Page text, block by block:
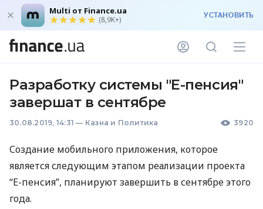
Multi от Finance.ua
(8,9K+) УСТАНОВИТЬ
Разработку системы "Е-пенсия"
завершат в сентябре
30.08.2019, 14:31 — Казна и Политика 3920
Создание мобильного приложения, которое
является следующим этапом реализации проекта
“Е-пенсия”, планируют завершить в сентябре этого
года.